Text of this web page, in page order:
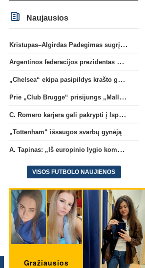
Naujausios
Kristupas–Algirdas Padegimas sugrįžta į FC „Hegelmann” B sudėtį
Argentinos federacijos prezidentas C. Tapia negailėjo pagyrų G. Infantino
„Chelsea“ ekipa pasipildys krašto gynėju P. Chavarria
Prie „Club Brugge“ prisijungs „Mallorca“ klube atsiskleidęs J. Virgili
C. Romero karjera gali pakrypti į Ispaniją
„Tottenham“ išsaugos svarbų gynėją
A. Tapinas: „Iš europinio lygio komandos gavom gerų pamokų“
VISOS FUTBOLO NAUJIENOS